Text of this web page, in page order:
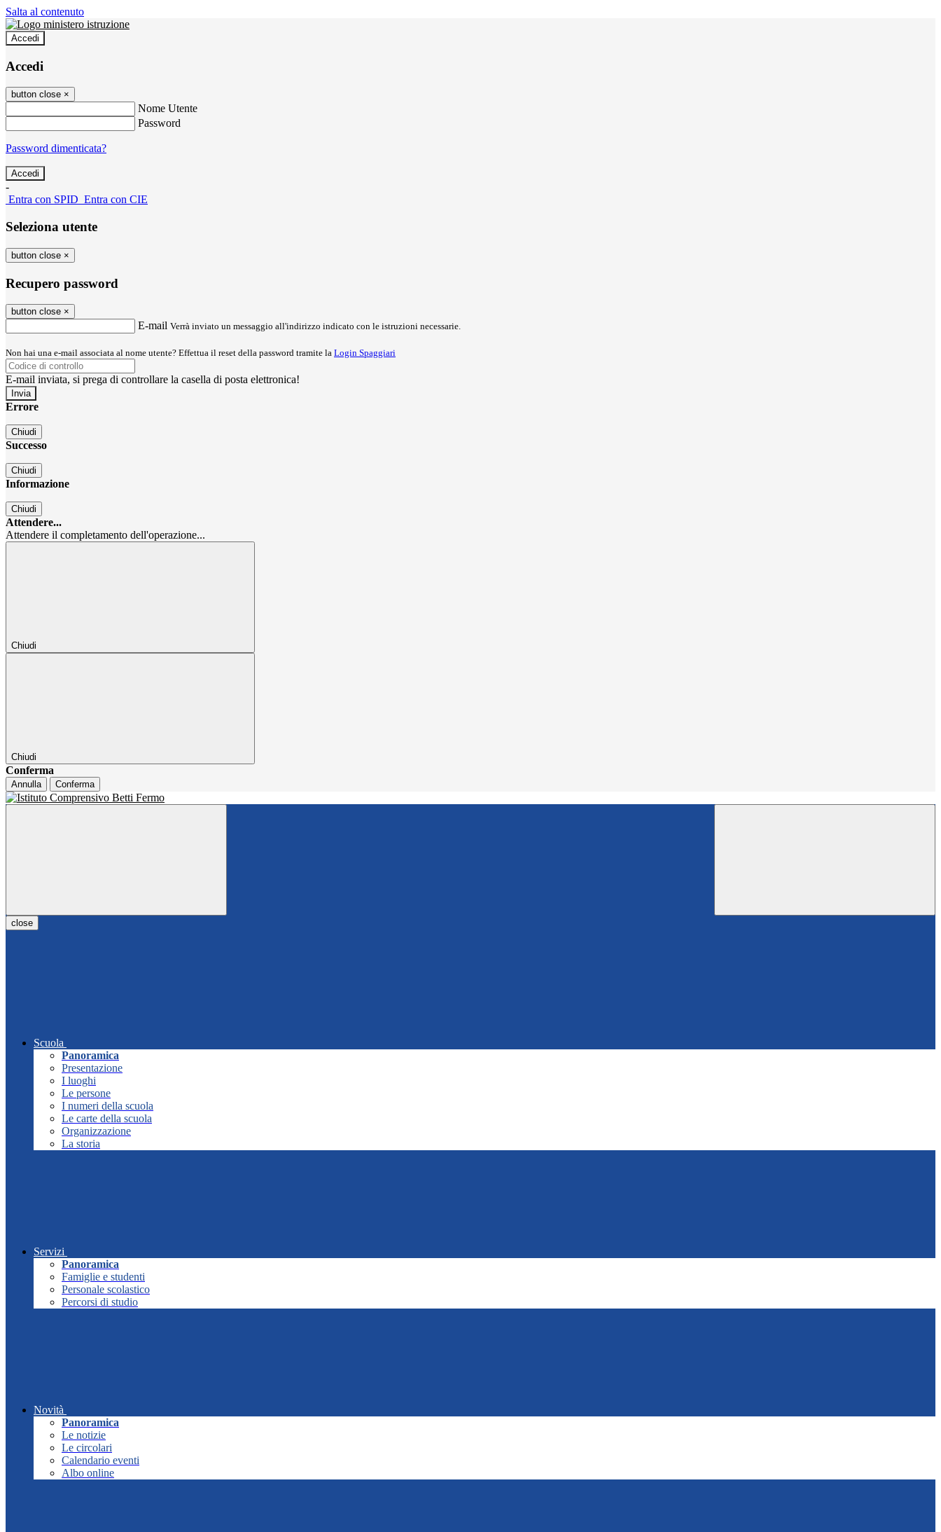
Salta al contenuto
Accedi
Accedi
button close ×
Nome Utente
Password
Password dimenticata?
-
Entra con SPID Entra con CIE
Seleziona utente
button close ×
Recupero password
button close ×
E-mail Verrà inviato un messaggio all'indirizzo indicato con le istruzioni necessarie.
Non hai una e-mail associata al nome utente? Effettua il reset della password tramite la Login Spaggiari
E-mail inviata, si prega di controllare la casella di posta elettronica!
Errore
Chiudi
Successo
Chiudi
Informazione
Chiudi
Attendere...
Attendere il completamento dell'operazione...
Chiudi
Chiudi
Conferma
Annulla Conferma
close
Scuola
Panoramica
Presentazione
I luoghi
Le persone
I numeri della scuola
Le carte della scuola
Organizzazione
La storia
Servizi
Panoramica
Famiglie e studenti
Personale scolastico
Percorsi di studio
Novità
Panoramica
Le notizie
Le circolari
Calendario eventi
Albo online